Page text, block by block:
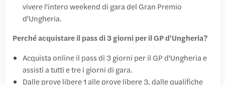
vivere l'intero weekend di gara del Gran Premio
d'Ungheria.
Perché acquistare il pass di 3 giorni per il GP d'Ungheria?
Acquista online il pass di 3 giorni per il GP d'Ungheria e
assisti a tutti e tre i giorni di gara.
Dalle prove libere 1 alle prove libere 3, dalle qualifiche